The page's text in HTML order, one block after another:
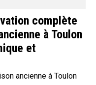
complète
à Toulon
et
ancienne à Toulon